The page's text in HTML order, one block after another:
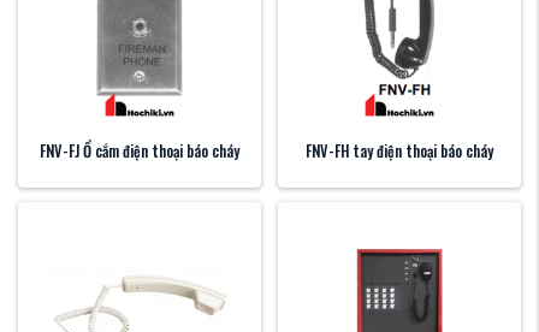
FNV-FJ Ổ cắm điện thoại báo cháy FNV-FH tay điện thoại báo cháy